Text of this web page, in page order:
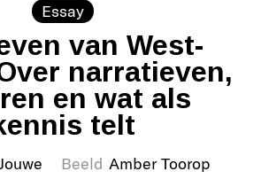
Essay
van West-
narratieven,
en wat als
telt
Beeld Amber Toorop